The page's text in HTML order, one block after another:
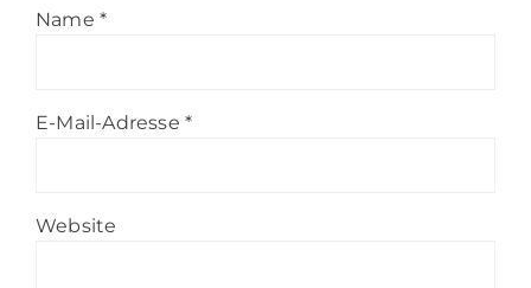
Name *
E-Mail-Adresse *
Website